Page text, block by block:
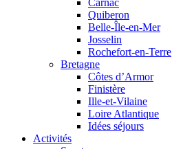
Carnac
Quiberon
Belle-Île-en-Mer
Josselin
Rochefort-en-Terre
Bretagne
Côtes d’Armor
Finistère
Ille-et-Vilaine
Loire Atlantique
Idées séjours
Activités